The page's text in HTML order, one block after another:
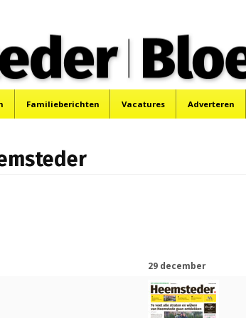
Familieberichten Vacatures Adverteren
29 december